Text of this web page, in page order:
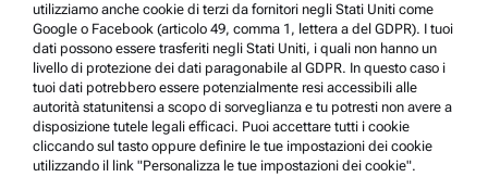
Dichiarazione di sicurezza
Anton Paar Technical Centers
Contattateci
Informazioni sull'azienda
utilizziamo anche cookie di terzi da fornitori negli Stati Uniti come
Google o Facebook (articolo 49, comma 1, lettera a del GDPR). I tuoi
dati possono essere trasferiti negli Stati Uniti, i quali non hanno un
livello di protezione dei dati paragonabile al GDPR. In questo caso i
tuoi dati potrebbero essere potenzialmente resi accessibili alle
autorità statunitensi a scopo di sorveglianza e tu potresti non avere a
disposizione tutele legali efficaci. Puoi accettare tutti i cookie
cliccando sul tasto oppure definire le tue impostazioni dei cookie
utilizzando il link "Personalizza le tue impostazioni dei cookie".